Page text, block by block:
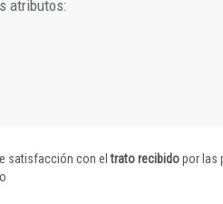
atributos:
satisfacción con eltrato recibidopor las